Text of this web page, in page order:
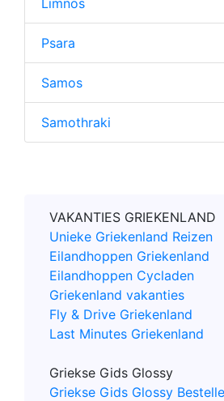
Psara
Samos
Samothraki
VAKANTIES GRIEKENLAND
Unieke Griekenland Reizen
Eilandhoppen Griekenland
Eilandhoppen Cycladen
Griekenland vakanties
Fly & Drive Griekenland
Last Minutes Griekenland
Griekse Gids Glossy
Griekse Gids Glossy